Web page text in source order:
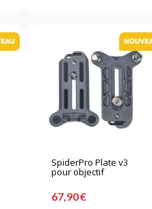
SpiderPro Plate v3
pour objectif
67,90 €